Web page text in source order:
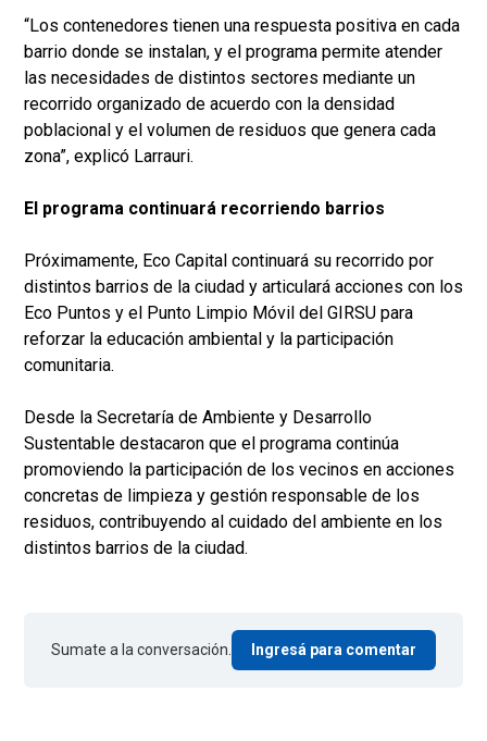
“Los contenedores tienen una respuesta positiva en cada
barrio donde se instalan, y el programa permite atender
las necesidades de distintos sectores mediante un
recorrido organizado de acuerdo con la densidad
poblacional y el volumen de residuos que genera cada
zona”, explicó Larrauri.
El programa continuará recorriendo barrios
Próximamente, Eco Capital continuará su recorrido por
distintos barrios de la ciudad y articulará acciones con los
Eco Puntos y el Punto Limpio Móvil del GIRSU para
reforzar la educación ambiental y la participación
comunitaria.
Desde la Secretaría de Ambiente y Desarrollo
Sustentable destacaron que el programa continúa
promoviendo la participación de los vecinos en acciones
concretas de limpieza y gestión responsable de los
residuos, contribuyendo al cuidado del ambiente en los
distintos barrios de la ciudad.
Sumate a la conversación. Ingresá para comentar